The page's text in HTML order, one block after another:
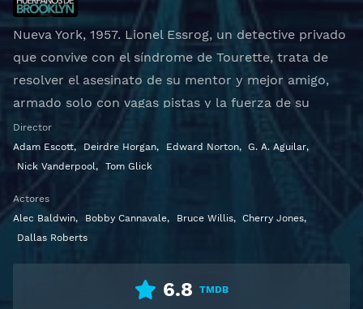
Nueva York, 1957. Lionel Essrog, un detective privado
que convive con el síndrome de Tourette, trata de
resolver el asesinato de su mentor y mejor amigo,
armado solo con vagas pistas y la fuerza de su
mente obsesiva.
Ver Motherless Brooklyn Gratis HD 1080p 720p |
Idioma español latino, subtitulado, castellano
Director
Adam Escott, Deirdre Horgan, Edward Norton, G. A. Aguilar,
Nick Vanderpool, Tom Glick
Actores
Alec Baldwin, Bobby Cannavale, Bruce Willis, Cherry Jones,
Dallas Roberts
6.8 TMDB